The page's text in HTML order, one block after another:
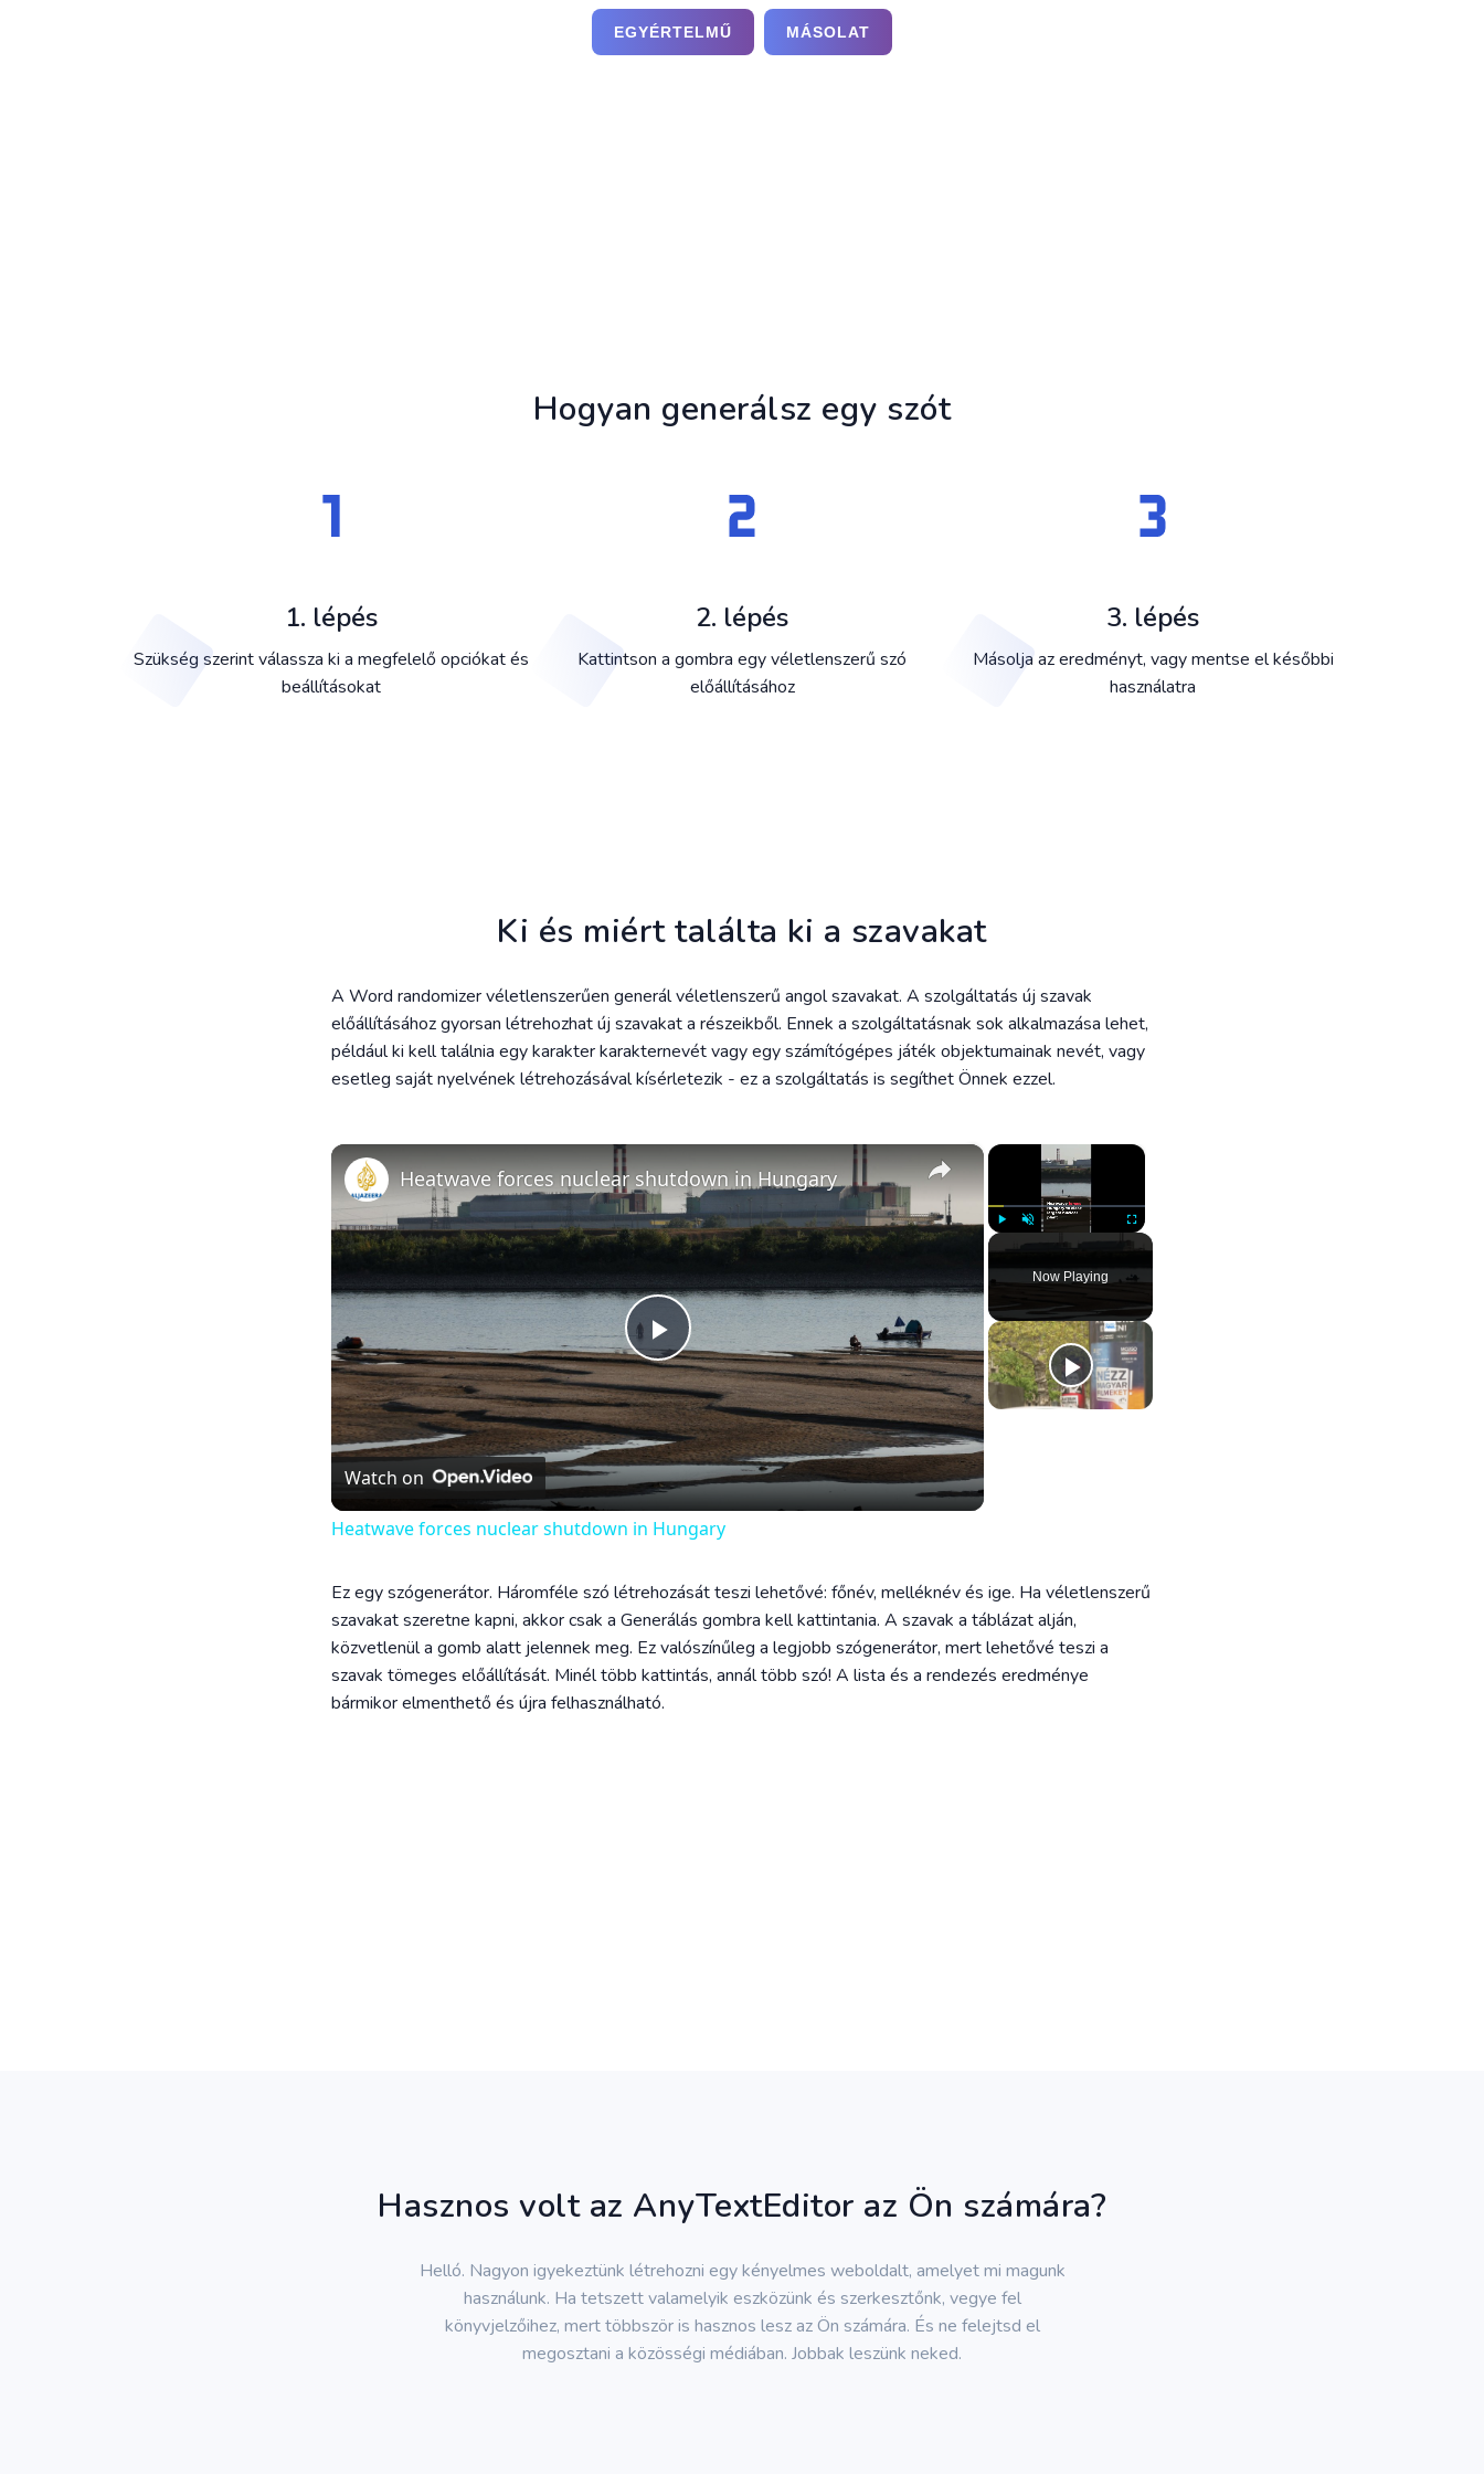
Hogyan generálsz egy szót
1. lépés
Szükség szerint válassza ki a megfelelő opciókat és
beállításokat
2. lépés
Kattintson a gombra egy véletlenszerű szó
előállításához
3. lépés
Másolja az eredményt, vagy mentse el későbbi
használatra
Ki és miért találta ki a szavakat
A Word randomizer véletlenszerűen generál véletlenszerű angol szavakat. A szolgáltatás új szavak
előállításához gyorsan létrehozhat új szavakat a részeikből. Ennek a szolgáltatásnak sok alkalmazása lehet,
például ki kell találnia egy karakter karakternevét vagy egy számítógépes játék objektumainak nevét, vagy
esetleg saját nyelvének létrehozásával kísérletezik - ez a szolgáltatás is segíthet Önnek ezzel.
×
Unmute Fullscreen
Now Playing
×
Play
Video
Heatwave forces nuclear shutdown in Hungary
Watch on
Heatwave forces nuclear shutdown in Hungary
Ez egy szógenerátor. Háromféle szó létrehozását teszi lehetővé: főnév, melléknév és ige. Ha véletlenszerű
szavakat szeretne kapni, akkor csak a Generálás gombra kell kattintania. A szavak a táblázat alján,
közvetlenül a gomb alatt jelennek meg. Ez valószínűleg a legjobb szógenerátor, mert lehetővé teszi a
szavak tömeges előállítását. Minél több kattintás, annál több szó! A lista és a rendezés eredménye
bármikor elmenthető és újra felhasználható.
Hasznos volt az AnyTextEditor az Ön számára?
Helló. Nagyon igyekeztünk létrehozni egy kényelmes weboldalt, amelyet mi magunk
használunk. Ha tetszett valamelyik eszközünk és szerkesztőnk, vegye fel
könyvjelzőihez, mert többször is hasznos lesz az Ön számára. És ne felejtsd el
megosztani a közösségi médiában. Jobbak leszünk neked.